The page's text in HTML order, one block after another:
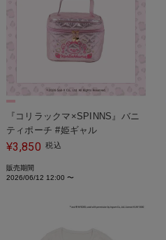
『コリラックマ×SPINNS』バニ
ティポーチ #姫ギャル
¥3,850 税込
販売期間
2026/06/12 12:00 〜